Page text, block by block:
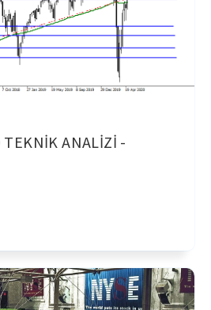
ANALİZİ -